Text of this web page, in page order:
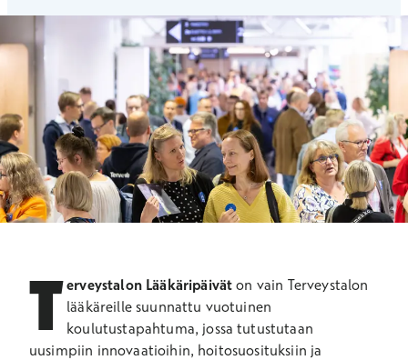
T erveystalon Lääkäripäivät on vain Terveystalon
lääkäreille suunnattu vuotuinen
koulutustapahtuma, jossa tutustutaan
uusimpiin innovaatioihin, hoitosuosituksiin ja